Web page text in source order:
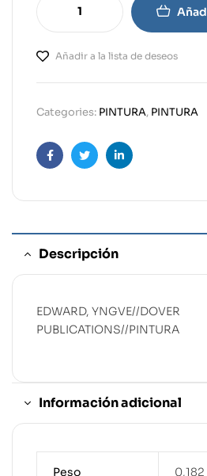
Añadir a la lista de deseos
Categories: PINTURA, PINTURA
FacebookTwitterLinkedin
Descripción
EDWARD, YNGVE//DOVER
PUBLICATIONS//PINTURA
Información adicional
Peso